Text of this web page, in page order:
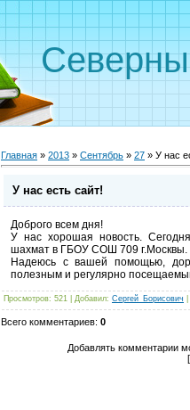
Главная » 2013 » Сентябрь » 27 » У нас
У нас есть сайт!
Доброго всем дня!
У нас хорошая новость.
шахмат в ГБОУ СОШ 709 г.Москвы.
Надеюсь с вашей помощью,
полезным и регулярно
Просмотров: 521 | Добавил: Сергей_Борисович
Всего комментариев: 0
Добавлять комментарии